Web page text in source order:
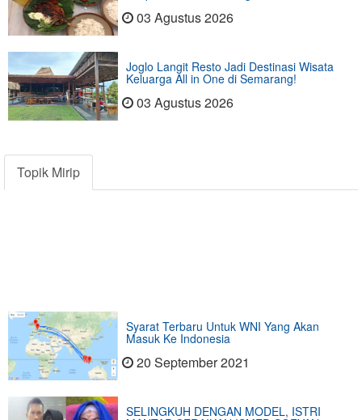
03 Agustus 2026
Joglo Langit Resto Jadi Destinasi Wisata
Keluarga All in One di Semarang!
03 Agustus 2026
Topik Mirip
Syarat Terbaru Untuk WNI Yang Akan
Masuk Ke Indonesia
20 September 2021
SELINGKUH DENGAN MODEL, ISTRI